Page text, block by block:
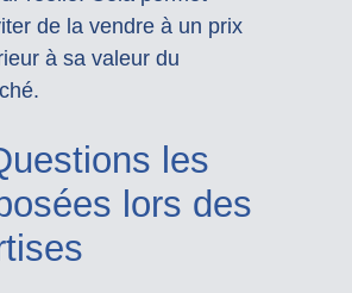
de la vendre à un prix
à sa valeur du
les
lors des